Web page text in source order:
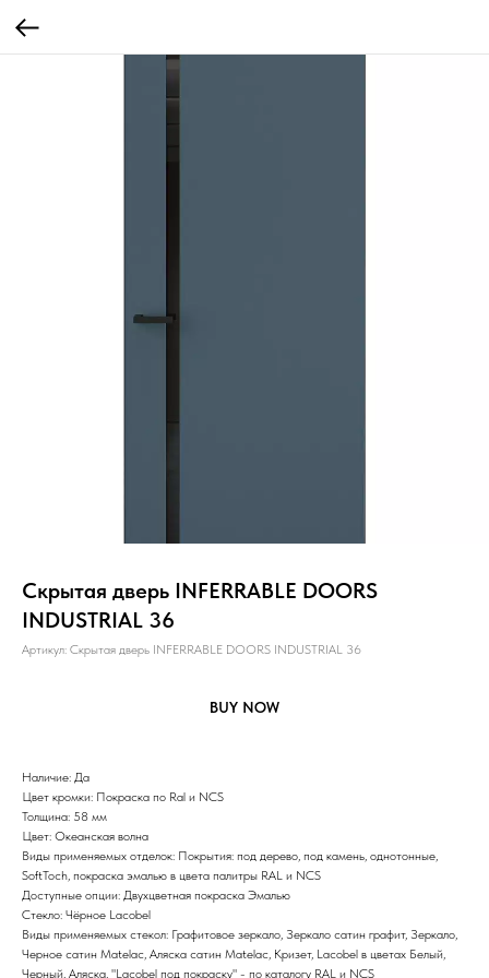
Скрытая дверь INFERRABLE DOORS
INDUSTRIAL 36
Артикул: Скрытая дверь INFERRABLE DOORS INDUSTRIAL 36
BUY NOW
Наличие: Да
Цвет кромки: Покраска по Ral и NCS
Толщина: 58 мм
Цвет: Океанская волна
Виды применяемых отделок: Покрытия: под дерево, под камень, однотонные,
SoftToch, покраска эмалью в цвета палитры RAL и NCS
Доступные опции: Двухцветная покраска Эмалью
Стекло: Чёрное Lacobel
Виды применяемых стекол: Графитовое зеркало, Зеркало сатин графит, Зеркало,
Черное сатин Matelaс, Аляска сатин Matelac, Кризет, Lacobel в цветах Белый,
Черный, Аляска, "Lacobel под покраску" - по каталогу RAL и NCS